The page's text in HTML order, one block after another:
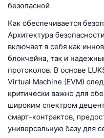
безопасной
Как обеспечивается
Архитектура
включает в себя как
блокчейна, так и
протоколов. В основе
Virtual Machine (EVM)
критически важно для
широким спектром
смарт-контрактов,
универсальную базу для